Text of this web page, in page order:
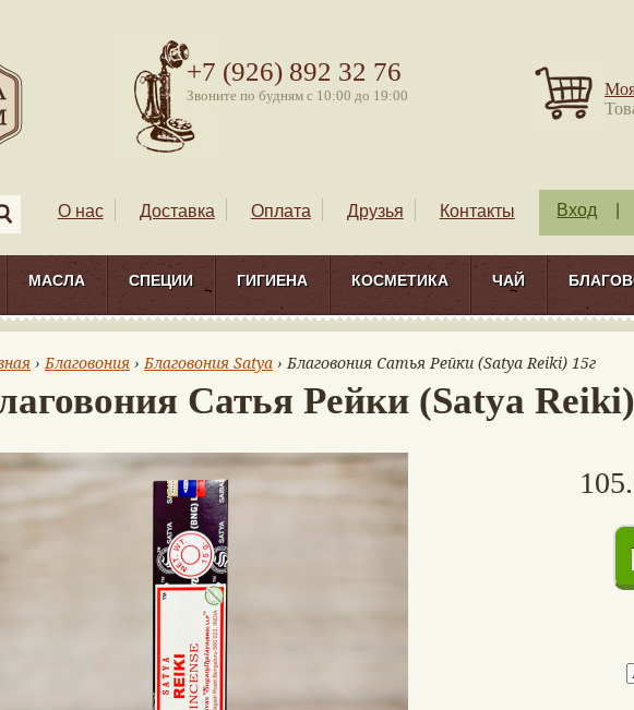
+7 (926) 892 32 76
Звоните по будням с 10:00 до 19:00
О нас Доставка Оплата Друзья Контакты Вход
МАСЛА СПЕЦИИ ГИГИЕНА КОСМЕТИКА ЧАЙ
›Благовония ›Благовония Satya › Благовония Сатья Рейки (Satya Reiki) 15г
Сатья Рейки (Satya